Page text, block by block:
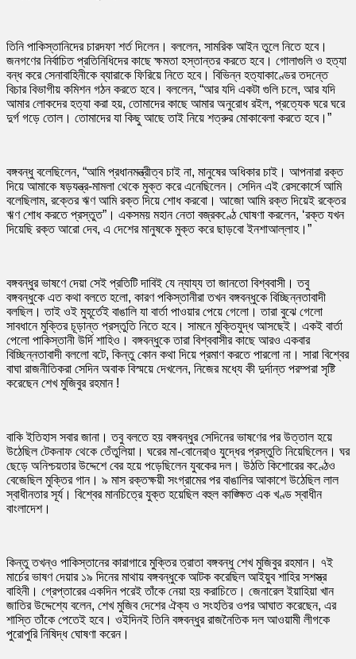
তিনি পাকিস্তানিদের চারদফা শর্ত দিলেন। বললেন, সামরিক আইন তুলে নিতে হবে।
জনগণের নির্বাচিত প্রতিনিধিদের কাছে ক্ষমতা হস্তান্তর করতে হবে। গোলাগুলি ও হত্যা
বন্ধ করে সেনাবাহিনীকে ব্যারাকে ফিরিয়ে নিতে হবে। বিভিন্ন হত্যাকাণ্ডের তদন্তে
বিচার বিভাগীয় কমিশন গঠন করতে হবে। বললেন, “আর যদি একটা গুলি চলে, আর যদি
আমার লোকদের হত্যা করা হয়, তোমাদের কাছে আমার অনুরোধ রইল, প্রত্যেক ঘরে ঘরে
দুর্গ গড়ে তোল। তোমাদের যা কিছু আছে তাই নিয়ে শত্রুর মোকাবেলা করতে হবে।”
বঙ্গবন্ধু বলেছিলেন, “আমি প্রধানমন্ত্রীত্ব চাই না, মানুষের অধিকার চাই। আপনারা রক্ত
দিয়ে আমাকে ষড়যন্ত্র-মামলা থেকে মুক্ত করে এনেছিলেন। সেদিন এই রেসকোর্সে আমি
বলেছিলাম, রক্তের ঋণ আমি রক্ত দিয়ে শোধ করবো। আজো আমি রক্ত দিয়েই রক্তের
ঋণ শোধ করতে প্রস্তুত”। একসময় মহান নেতা বজ্রকণ্ঠে ঘোষণা করলেন, ‘রক্ত যখন
দিয়েছি রক্ত আরো দেব, এ দেশের মানুষকে মুক্ত করে ছাড়বো ইনশাআল্লাহ।”
বঙ্গবন্ধুর ভাষণে দেয়া সেই প্রতিটি দাবিই যে ন্যায্য তা জানতো বিশ্ববাসী। তবু
বঙ্গবন্ধুকে এত কথা বলতে হলো, কারণ পকিস্তানীরা তখন বঙ্গবন্ধুকে বিচ্ছিন্নতাবাদী
বলছিল। তাই ওই মুহূর্তেই বাঙালি যা বার্তা পাওয়ার পেয়ে গেলো। তারা বুঝে গেলো
সাবধানে মুক্তির চূড়ান্ত প্রস্তুতি নিতে হবে। সামনে মুক্তিযুদ্ধ আসছেই। একই বার্তা
পেলো পাকিস্তানী উর্দি শাহিও। বঙ্গবন্ধুকে তারা বিশ্ববাসীর কাছে আরও একবার
বিচ্ছিন্নতাবাদী বললো বটে, কিন্তু কোন কথা দিয়ে প্রমাণ করতে পারলো না। সারা বিশ্বের
বাঘা রাজনীতিকরা সেদিন অবাক বিস্ময়ে দেখলেন, নিজের মধ্যে কী দুর্দান্ত পরম্পরা সৃষ্টি
করেছেন শেখ মুজিবুর রহমান !
বাকি ইতিহাস সবার জানা। তবু বলতে হয় বঙ্গবন্ধুর সেদিনের ভাষণের পর উত্তাল হয়ে
উঠেছিল টেকনাফ থেকে তেঁতুলিয়া। ঘরের মা-বোনেরা্ও যুদ্ধের প্রস্তুতি নিয়েছিলেন। ঘর
ছেড়ে অনিশ্চয়তার উদ্দেশে বের হয়ে পড়েছিলেন যুবকের দল। উঠতি কিশোরের কণ্ঠেও
বেজেছিল মুক্তির গান। ৯ মাস রক্তক্ষয়ী সংগ্রামের পর বাঙালির আকাশে উঠেছিল লাল
স্বাধীনতার সূর্য। বিশ্বের মানচিত্রে যুক্ত হয়েছিল বহুল কাঙ্ক্ষিত এক খণ্ড স্বাধীন
বাংলাদেশ।
কিন্তু তখন্ও পাকিস্তানের কারাগারে মুক্তির ত্রাতা বঙ্গবন্ধু শেখ মুজিবুর রহমান। ৭ই
মার্চের ভাষণ দেয়ার ১৯ দিনের মাথায় বঙ্গবন্ধুকে আটক করেছিল আইয়ুব শাহির সশস্ত্র
বাহিনী। গ্রেপ্তারের একদিন পরেই তাঁকে নেয়া হয় করাচিতে। জেনারেল ইয়াহিয়া খান
জাতির উদ্দেশ্যে বলেন, শেখ মুজিব দেশের ঐক্য ও সংহতির ওপর আঘাত করেছেন, এর
শাস্তি তাঁকে পেতেই হবে। ওইদিনই তিনি বঙ্গবন্ধুর রাজনৈতিক দল আওয়ামী লীগকে
পুরোপুরি নিষিদ্ধ ঘোষণা করেন।